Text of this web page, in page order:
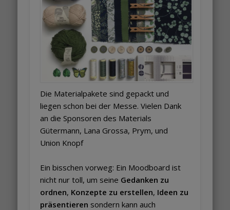
Die Materialpakete sind gepackt und
liegen schon bei der Messe. Vielen Dank
an die Sponsoren des Materials
Gütermann, Lana Grossa, Prym, und
Union Knopf
Ein bisschen vorweg: Ein Moodboard ist
nicht nur toll, um seine Gedanken zu
ordnen, Konzepte zu erstellen, Ideen zu
präsentieren sondern kann auch